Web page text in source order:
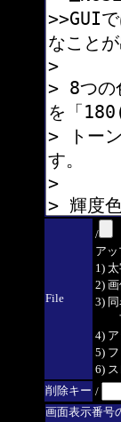
File
/
アッ
1)
2)
3)
フ
4)
5)
6)
削除キー /
画面表示番号